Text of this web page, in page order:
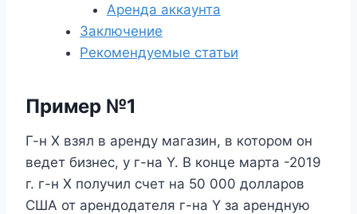
Аренда аккаунта
Заключение
Рекомендуемые статьи
Пример №1
Г-н X взял в аренду магазин, в котором он
ведет бизнес, у г-на Y. В конце марта -2019
г. г-н X получил счет на 50 000 долларов
США от арендодателя г-на Y за арендную